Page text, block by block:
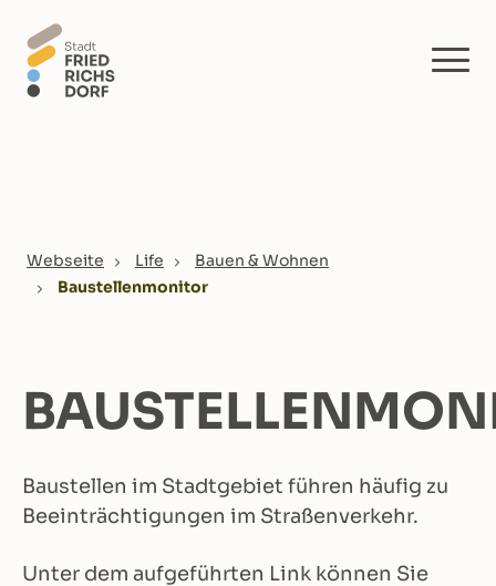
You are here:
Webseite Life
Bauen & Wohnen
Baustellenmonitor
Baustellen im Stadtgebiet führen häufig zu
Beeinträchtigungen im Straßenverkehr.
Unter dem aufgeführten Link können Sie